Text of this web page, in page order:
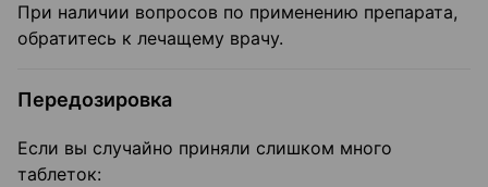
При наличии вопросов по применению препарата,
обратитесь к лечащему врачу.
Передозировка
Если вы случайно приняли слишком много
таблеток: